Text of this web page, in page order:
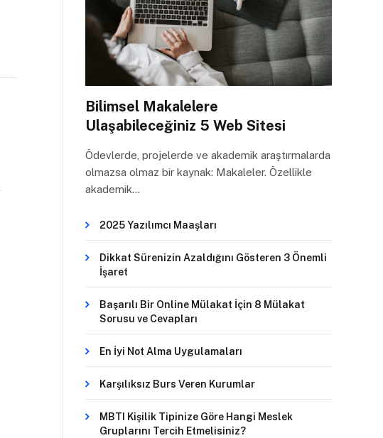
Bilimsel Makalelere
Ulaşabileceğiniz 5 Web Sitesi
Ödevlerde, projelerde ve akademik araştırmalarda
olmazsa olmaz bir kaynak: Makaleler. Özellikle
akademik…
2025 Yazılımcı Maaşları
Dikkat Sürenizin Azaldığını Gösteren 3 Önemli
İşaret
Başarılı Bir Online Mülakat İçin 8 Mülakat
Sorusu ve Cevapları
En İyi Not Alma Uygulamaları
Karşılıksız Burs Veren Kurumlar
MBTI Kişilik Tipinize Göre Hangi Meslek
Gruplarını Tercih Etmelisiniz?